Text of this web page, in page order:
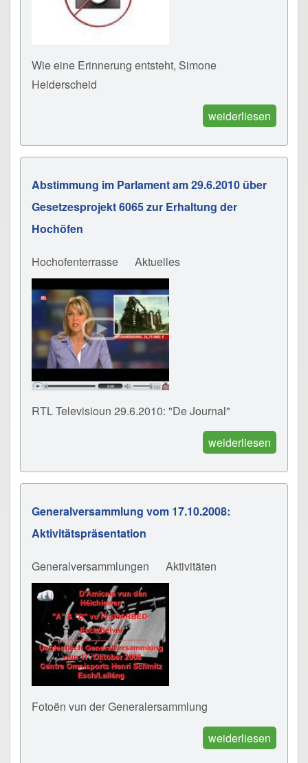
Wie eine Erinnerung entsteht, Simone
Heiderscheid
weiderliesen
Abstimmung im Parlament am 29.6.2010 über
Gesetzesprojekt 6065 zur Erhaltung der
Hochöfen
Hochofenterrasse Aktuelles
RTL Televisioun 29.6.2010: "De Journal"
weiderliesen
Generalversammlung vom 17.10.2008:
Aktivitätspräsentation
Generalversammlungen Aktivitäten
Fotoën vun der Generalersammlung
weiderliesen